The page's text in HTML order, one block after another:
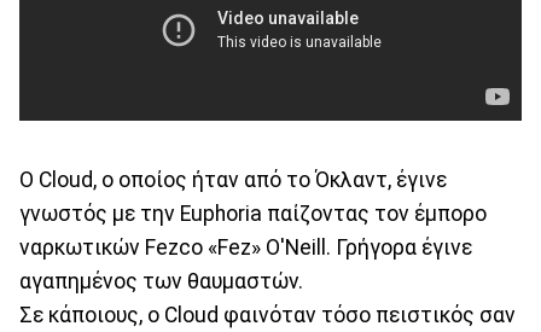
Ο Cloud, ο οποίος ήταν από το Όκλαντ, έγινε
γνωστός με την Euphoria παίζοντας τον έμπορο
ναρκωτικών Fezco «Fez» O'Neill. Γρήγορα έγινε
αγαπημένος των θαυμαστών.
Σε κάποιους, ο Cloud φαινόταν τόσο πειστικός σαν